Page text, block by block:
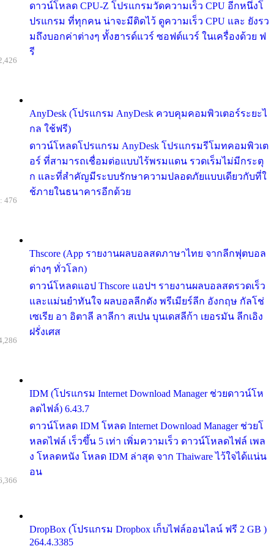
ดาวน์โหลด CPU-Z โปรแกรมวัดความเร็ว CPU อีกหนึ่งโ
ปรแกรม ที่ทุกคน น่าจะมีติดไว้ ดูความเร็ว CPU และ ยังรว
มถึงบอกค่าต่างๆ ทั้งฮารด์แวร์ ซอฟต์แวร์ ในเครื่องด้วย ฟ
รี
AnyDesk (โปรแกรม AnyDesk ควบคุมคอมพิวเตอร์ระยะไ
กล ใช้ฟรี)
ดาวน์โหลดโปรแกรม AnyDesk โปรแกรมรีโมทคอมพิวเต
อร์ ที่สามารถเชื่อมต่อแบบไร้พรมแดน รวดเร็มไม่มีกระตุ
ก และที่สำคัญมีระบบรักษาความปลอดภัยแบบเดียวกับที่ใ
ช้ภายในธนาคารอีกด้วย
Thscore (App รายงานผลบอลสดภาษาไทย จากลีกฟุตบอล
ต่างๆ ทั่วโลก)
ดาวน์โหลดแอป Thscore แอปฯ รายงานผลบอลสดรวดเร็ว
และแม่นยำทันใจ ผลบอลลีกดัง พรีเมียร์ลีก อังกฤษ กัลโช่
เซเรีย อา อิตาลี ลาลีกา สเปน บุนเดสลีก้า เยอรมัน ลีกเอิง
ฝรั่งเศส
476
IDM (โปรแกรม Internet Download Manager ช่วยดาวน์โห
ลดไฟล์) 6.43.7
ดาวน์โหลด IDM โหลด Internet Download Manager ช่วยโ
หลดไฟล์ เร็วขึ้น 5 เท่า เพิ่มความเร็ว ดาวน์โหลดไฟล์ เพล
ง โหลดหนัง โหลด IDM ล่าสุด จาก Thaiware ไว้ใจได้แน่น
อน
DropBox (โปรแกรม Dropbox เก็บไฟล์ออนไลน์ ฟรี 2 GB )
264.4.3385